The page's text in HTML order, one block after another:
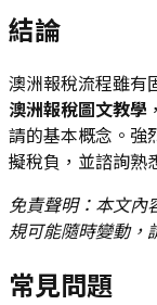
結論
澳洲報稅流程雖有
澳洲報稅圖文教學
請的基本概念。強
擬稅負，並諮詢熟
免責聲明：本文內
規可能隨時變動，
常見問題